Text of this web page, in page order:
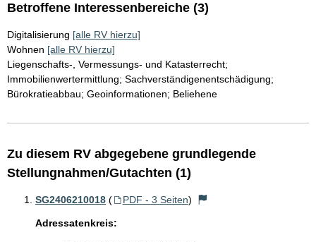
Betroffene Interessenbereiche (3)
Digitalisierung [alle RV hierzu]
Wohnen [alle RV hierzu]
Liegenschafts-, Vermessungs- und Katasterrecht;
Immobilienwertermittlung; Sachverständigenentschädigung;
Bürokratieabbau; Geoinformationen; Beliehene
Zu diesem RV abgegebene grundlegende
Stellungnahmen/Gutachten (1)
SG2406210018 ( PDF - 3 Seiten)
Adressatenkreis: